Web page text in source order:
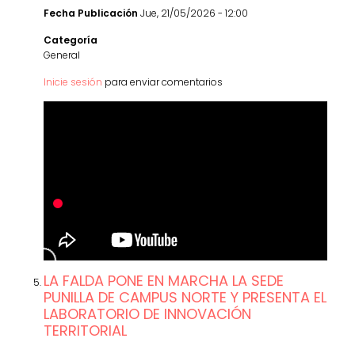
Fecha Publicación Jue, 21/05/2026 - 12:00
Categoría
General
Inicie sesión para enviar comentarios
LA FALDA PONE EN MARCHA LA SEDE
PUNILLA DE CAMPUS NORTE Y PRESENTA EL
LABORATORIO DE INNOVACIÓN
TERRITORIAL